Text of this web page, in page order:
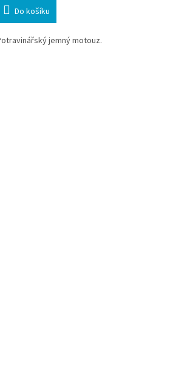
Do košíku
jemný motouz.